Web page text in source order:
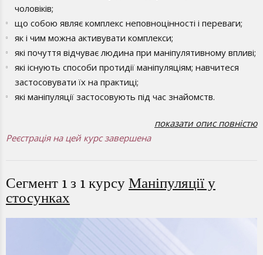
чоловіків;
що собою являє комплекс неповноцінності і переваги;
як і чим можна активувати комплекси;
які почуття відчуває людина при маніпулятивному впливі;
які існують способи протидії маніпуляціям; навчитеся
застосовувати їх на практиці;
які маніпуляції застосовують під час знайомств.
Головна мета курсу теоретичних і практичних занять, які
направлені на протидію маніпуляції, полягає у навчанні
ознаки маніпуляції, якими є:
наявність психологічного тиску;
ставлення маніпулятора до партнера, як до засобу
показати опис повністю
Реєстрація на цей курс завершена
Сегмент 1 з 1 курсу Маніпуляції у
стосунках